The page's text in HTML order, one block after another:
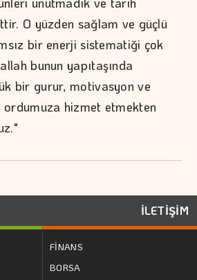
O yüzden sağlam ve güçlü
bir enerji sistematiği çok
bunun yapıtaşında
bir gurur, motivasyon ve
hizmet etmekten
İLETİŞİM
FİNANS
BORSA